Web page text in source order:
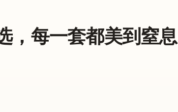
，每一套都美到窒息